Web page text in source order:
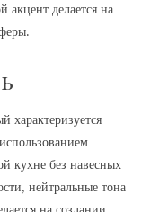
делается на
характеризуется
кухне без навесных
нейтральные тона